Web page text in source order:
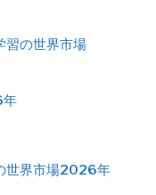
習の世界市場
年
世界市場2026年